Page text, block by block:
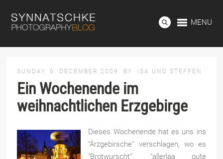
MENU
SUNDAY, 6. DECEMBER 2009 BY ISA UND STEFFEN
Ein Wochenende im
weihnachtlichen Erzgebirge
Dieses Wochenende hat es uns ins
“Ärzgebirsche” verschlagen, wo es
“Brotwurscht”, “allerlaa gute